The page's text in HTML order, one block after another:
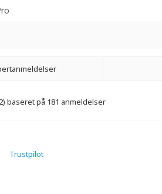
baseret på 181 anmeldelser
Trustpilot